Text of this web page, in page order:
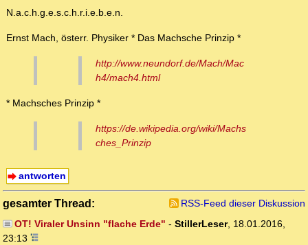
N.a.c.h.g.e.s.c.h.r.i.e.b.e.n.
Ernst Mach, österr. Physiker * Das Machsche Prinzip *
http://www.neundorf.de/Mach/Mac
h4/mach4.html
* Machsches Prinzip *
https://de.wikipedia.org/wiki/Machs
ches_Prinzip
antworten
gesamter Thread:
RSS-Feed dieser Diskussion
OT! Viraler Unsinn "flache Erde" - StillerLeser, 18.01.2016,
23:13